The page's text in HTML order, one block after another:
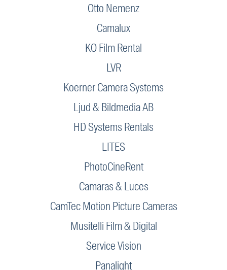
Otto Nemenz
Camalux
KO Film Rental
LVR
Koerner Camera Systems
Ljud & Bildmedia AB
HD Systems Rentals
LITES
PhotoCineRent
Camaras & Luces
CamTec Motion Picture Cameras
Musitelli Film & Digital
Service Vision
Panalight